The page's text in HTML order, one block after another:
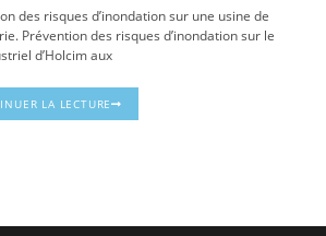
des risques d’inondation sur une usine de
Prévention des risques d’inondation sur le
d’Holcim aux
LA LECTURE